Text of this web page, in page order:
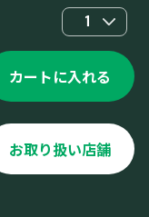
1
カートに入れる
お取り扱い店舗